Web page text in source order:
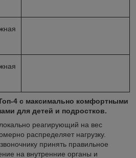
4 с максимально комфортными
для детей и подростков.
реагирующий на вес
распределяет нагрузку.
принять правильное
на внутренние органы и